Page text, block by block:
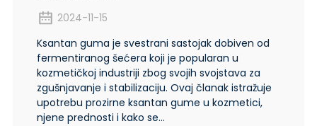
2024-11-15
Ksantan guma je svestrani sastojak dobiven od
fermentiranog šećera koji je popularan u
kozmetičkoj industriji zbog svojih svojstava za
zgušnjavanje i stabilizaciju. Ovaj članak istražuje
upotrebu prozirne ksantan gume u kozmetici,
njene prednosti i kako se...